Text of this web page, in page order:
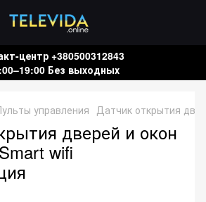
центр +380500312843
Без выходных
управления Датчик открытия
дверей и окон
wifi